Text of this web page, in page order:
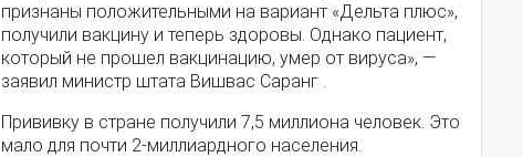
признаны положительными на вариант «Дельта плюс»,
получили вакцину и теперь здоровы. Однако пациент,
который не прошел вакцинацию, умер от вируса», —
заявил министр штата Вишвас Саранг .
Прививку в стране получили 7,5 миллиона человек. Это
мало для почти 2-миллиардного населения.